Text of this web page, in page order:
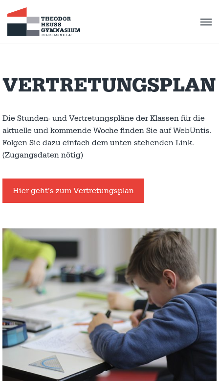
VERTRETUNGSPLAN
Die Stunden- und Vertretungspläne der Klassen für die
aktuelle und kommende Woche finden Sie auf WebUntis.
Folgen Sie dazu einfach dem unten stehenden Link.
(Zugangsdaten nötig)
Hier geht’s zum Vertretungsplan